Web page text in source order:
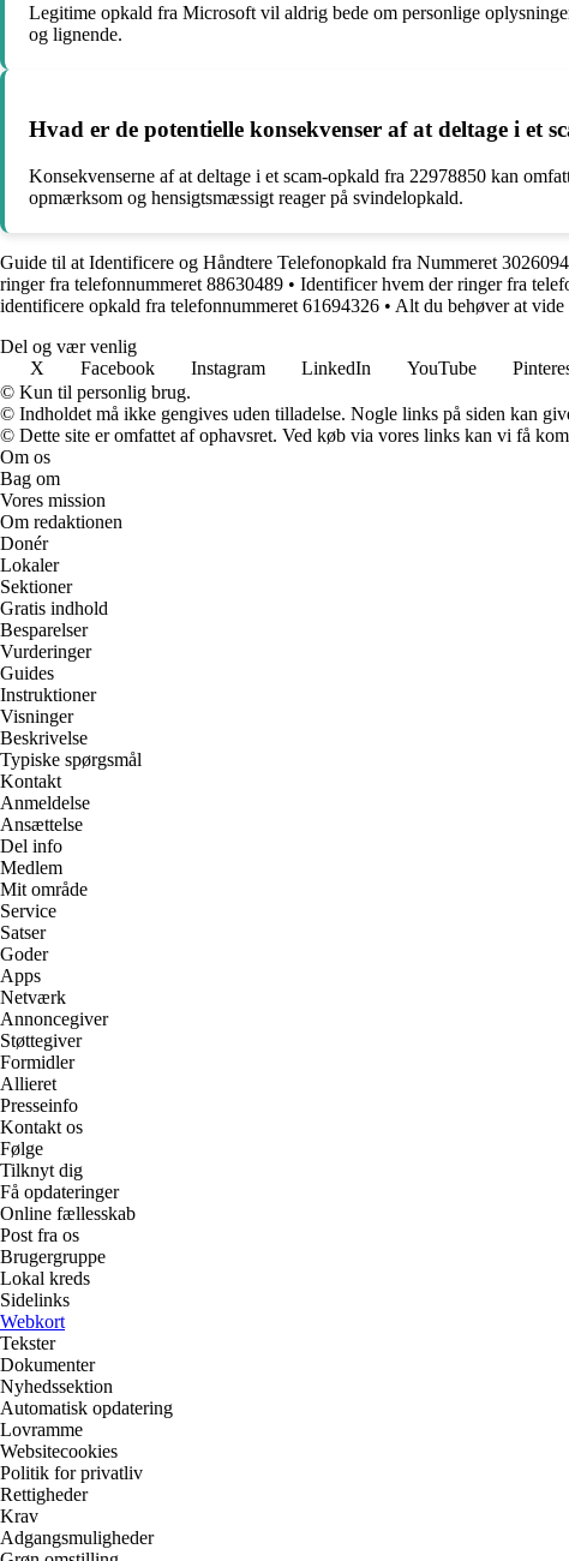
Legitime opkald fra Microsoft vil aldrig bede om personlige
og lignende.
Hvad er de potentielle konsekvenser af at deltage i et
Konsekvenserne af at deltage i et scam-opkald fra 22978850 kan
opmærksom og hensigtsmæssigt reager på svindelopkald.
Guide til at Identificere og Håndtere Telefonopkald fra Nummeret
ringer fra telefonnummeret 88630489 • Identificer hvem der ringer fra
identificere opkald fra telefonnummeret 61694326 • Alt du behøver at
Del og vær venlig
X
Facebook Instagram LinkedIn YouTube
© Kun til personlig brug.
© Indholdet må ikke gengives uden tilladelse. Nogle links på siden kan
© Dette site er omfattet af ophavsret. Ved køb via vores links kan vi få
Om os
Bag om
Vores mission
Om redaktionen
Donér
Lokaler
Sektioner
Gratis indhold
Besparelser
Vurderinger
Guides
Instruktioner
Visninger
Beskrivelse
Typiske spørgsmål
Kontakt
Anmeldelse
Ansættelse
Del info
Medlem
Mit område
Service
Satser
Goder
Apps
Netværk
Annoncegiver
Støttegiver
Formidler
Allieret
Presseinfo
Kontakt os
Følge
Tilknyt dig
Få opdateringer
Online fællesskab
Post fra os
Brugergruppe
Lokal kreds
Sidelinks
Webkort
Tekster
Dokumenter
Nyhedssektion
Automatisk opdatering
Lovramme
Websitecookies
Politik for privatliv
Rettigheder
Krav
Adgangsmuligheder